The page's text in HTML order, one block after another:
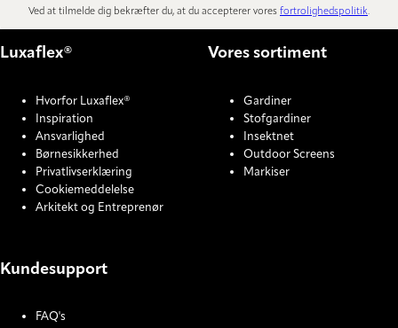
Ved at tilmelde dig bekræfter du, at du accepterer vores fortrolighedspolitik.
Luxaflex®
Hvorfor Luxaflex®
Inspiration
Ansvarlighed
Børnesikkerhed
Privatlivserklæring
Cookiemeddelelse
Arkitekt og Entreprenør
Vores sortiment
Gardiner
Stofgardiner
Insektnet
Outdoor Screens
Markiser
Kundesupport
FAQ's